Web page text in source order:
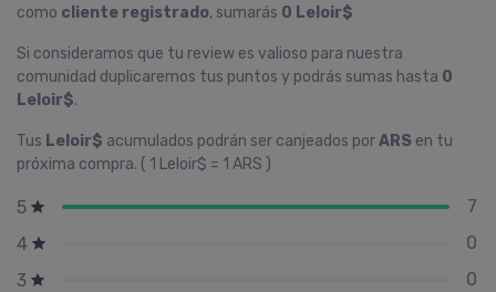
como cliente registrado, sumarás 0 Leloir$
Si consideramos que tu review es valioso para nuestra
comunidad duplicaremos tus puntos y podrás sumas hasta 0
Leloir$.
Tus Leloir$ acumulados podrán ser canjeados porARS en tu
próxima compra. ( 1 Leloir$ = 1 ARS )
5
7
4
0
3
0